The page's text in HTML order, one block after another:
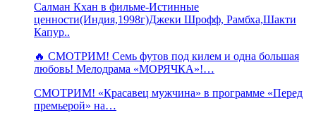
Салман Кхан в фильме-Истинные
ценности(Индия,1998г)Джеки Шрофф, Рамбха,Шакти
Капур..
🔥 СМОТРИМ! Семь футов под килем и одна большая
любовь! Мелодрама «МОРЯЧКА»!…
СМОТРИМ! «Красавец мужчина» в программе «Перед
премьерой» на…